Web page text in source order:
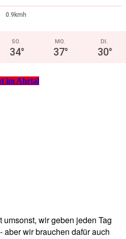
0.9kmh
SO.
34°
MO.
37°
DI.
30°
im Ahrtal
wir geben jeden Tag
aber wir brauchen dafür auch